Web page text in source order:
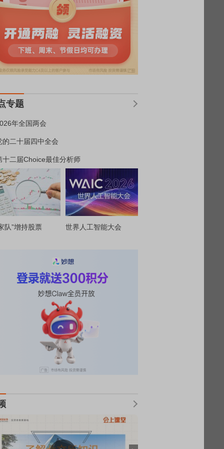
专题
年全国两会
的二十届四中全会
十二届Choice最佳分析师
队”增持股票 世界人工智能大会